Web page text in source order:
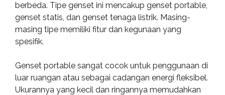
berbeda. Tipe genset ini mencakup genset portable,
genset statis, dan genset tenaga listrik. Masing-
masing tipe memiliki fitur dan kegunaan yang
spesifik.
Genset portable sangat cocok untuk penggunaan di
luar ruangan atau sebagai cadangan energi fleksibel.
Ukurannya yang kecil dan ringannya memudahkan